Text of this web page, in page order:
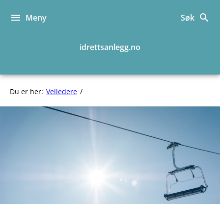
idrettsanlegg.no
Meny Søk
Du er her: Veiledere